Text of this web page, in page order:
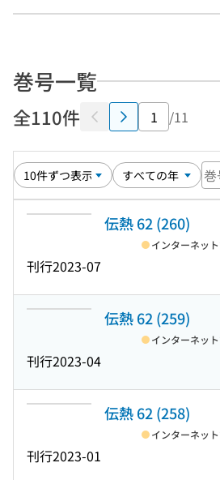
巻号一覧
全110件 /11
伝熱 62 (260)
刊行2023-07
インターネッ
伝熱 62 (259)
刊行2023-04
インターネッ
伝熱 62 (258)
刊行2023-01
インターネッ